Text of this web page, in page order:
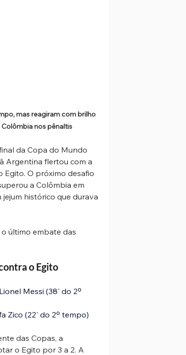
mas reagiram com brilho
nos pênaltis
da Copa do Mundo
Argentina flertou com a
Egito. O próximo desafio
a Colômbia em
histórico que durava
último embate das
o Egito
Messi (38' do 2º
Zico (22' do 2º tempo)
das Copas, a
o Egito por 3 a 2. A